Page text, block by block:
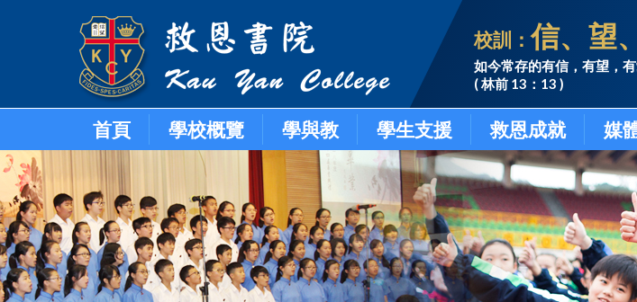
校訓：信、望
如今常存的有信，有望，
( 林前 13：13 )
首頁 學校概覽 學與教 學生支援 救恩成就 媒